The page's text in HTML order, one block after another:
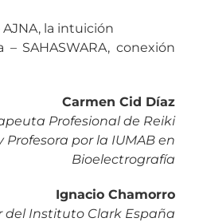
AJNA, la intuición
– SAHASWARA, conexión
Carmen Cid Díaz
Profesional de Reiki
Profesora por la IUMAB en
Bioelectrografía
Ignacio Chamorro
del Instituto Clark España